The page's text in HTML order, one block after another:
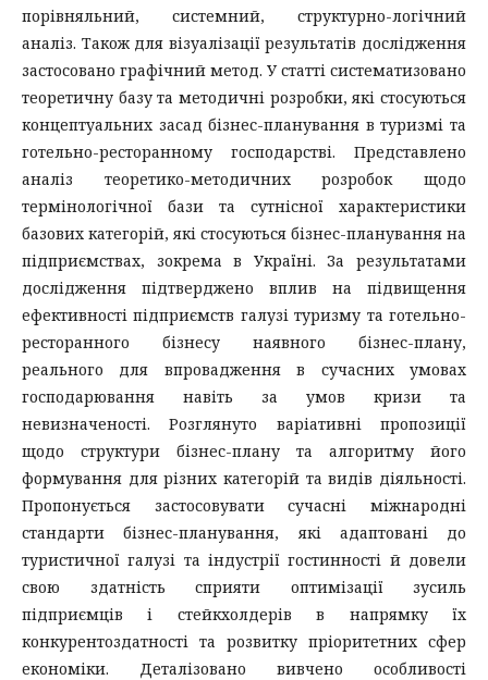
порівняльний, системний, структурно-логічний
аналіз. Також для візуалізації результатів дослідження
застосовано графічний метод. У статті систематизовано
теоретичну базу та методичні розробки, які стосуються
концептуальних засад бізнес-планування в туризмі та
готельно-ресторанному господарстві. Представлено
аналіз теоретико-методичних розробок щодо
термінологічної бази та сутнісної характеристики
базових категорій, які стосуються бізнес-планування на
підприємствах, зокрема в Україні. За результатами
дослідження підтверджено вплив на підвищення
ефективності підприємств галузі туризму та готельно-
ресторанного бізнесу наявного бізнес-плану,
реального для впровадження в сучасних умовах
господарювання навіть за умов кризи та
невизначеності. Розглянуто варіативні пропозиції
щодо структури бізнес-плану та алгоритму його
формування для різних категорій та видів діяльності.
Пропонується застосовувати сучасні міжнародні
стандарти бізнес-планування, які адаптовані до
туристичної галузі та індустрії гостинності й довели
свою здатність сприяти оптимізації зусиль
підприємців і стейкхолдерів в напрямку їх
конкурентоздатності та розвитку пріоритетних сфер
економіки. Деталізовано вивчено особливості